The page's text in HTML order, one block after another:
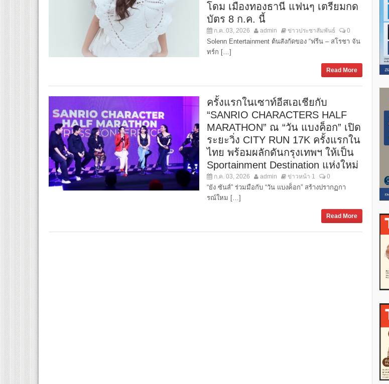
โดม เมืองทองธานี แฟนๆ เตรียมกด
บัตร 8 ก.ค. นี้
ก.ค. 03, 2026 admin ข่าวประชาสัมพันธ์ 0
Solenn Entertainment ต้นสังกัดของ “ฟรีน – สโรชา จัน
ทร์ก […]
Read More
ครั้งแรกในเซาท์อีสเอเชียกับ
“SANRIO CHARACTERS HALF
MARATHON” ณ “วัน แบงค็อก” เปิด
ระยะวิ่ง CITY RUN 17K ครั้งแรกใน
ไทย พร้อมผลักดันกรุงเทพฯ ให้เป็น
Sportainment Destination แห่งใหม่
ก.ค. 03, 2026 admin ข่าวหน้า 1 0
“ยัง ซันส์” ร่วมมือกับ “วัน แบงค็อก” สร้างปรากฏกา
รณ์ใหม […]
Read More